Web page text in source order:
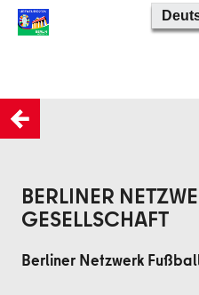
Skip to main content
BERLINER NETZWERK FUSSBALL UND G
ESELLSCHAFT
Berliner Netzwerk